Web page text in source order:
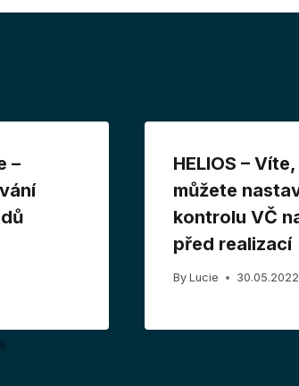
–
HELIOS –
můžete
kontrolu VČ
před realizací
By Lucie 30.05.2022